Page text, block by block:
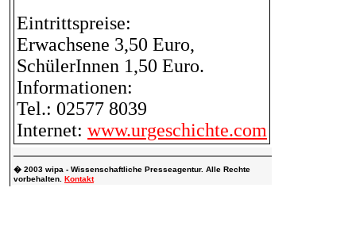
Eintrittspreise:
Erwachsene 3,50 Euro,
SchülerInnen 1,50 Euro.
Informationen:
Tel.: 02577 8039
Internet: www.urgeschichte.com
� 2003 wipa - Wissenschaftliche Presseagentur. Alle Rechte
vorbehalten. Kontakt